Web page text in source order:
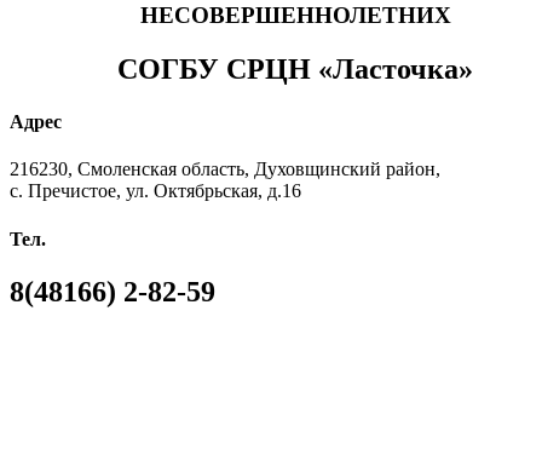
НЕСОВЕРШЕННОЛЕТНИХ
СОГБУ СРЦН «Ласточка»
Адрес
216230, Смоленская область, Духовщинский район,
с. Пречистое, ул. Октябрьская, д.16
Тел.
8(48166) 2-82-59